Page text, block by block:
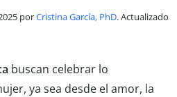
porCristina García, PhD. Actualizado
buscan celebrar lo
ya sea desde el amor, la